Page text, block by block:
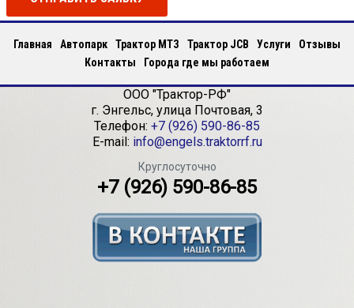
Главная Автопарк Трактор МТЗ Трактор JCB Услуги
Отзывы
Контакты
Города где мы работаем
ООО "Трактор-РФ"
г. Энгельс, улица Почтовая, 3
Телефон: +7 (926) 590-86-85
E-mail: info@engels.traktorrf.ru
Круглосуточно
+7 (926) 590-86-85